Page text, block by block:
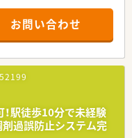
4名在籍しており、事務ス
。
っており、長く腰を据えて
迎しており、充実した研修
。
しながら患者様のために行
お問い合わせ
！駅徒歩10分で未経験
過誤防止システム完